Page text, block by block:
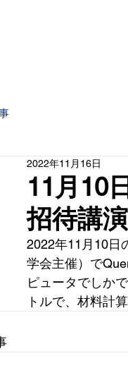
11月10
招待講
2022年11月16日
2022年11月10日
学会主催）で
ピュータでしか
トルで、材料計